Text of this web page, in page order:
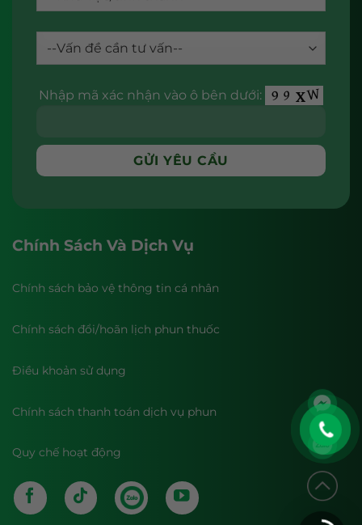
Nhập mã xác nhận vào ô bên dưới:
Chính Sách Và Dịch Vụ
Chính sách bảo vệ thông tin cá nhân
Chính sách đổi/hoãn lịch phun thuốc
Điều khoản sử dụng
Chính sách thanh toán dịch vụ phun
Quy chế hoạt động